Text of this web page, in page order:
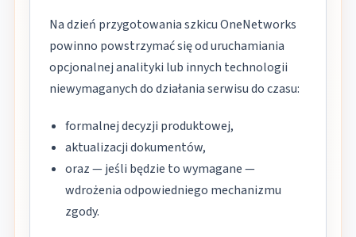
Na dzień przygotowania szkicu OneNetworks
powinno powstrzymać się od uruchamiania
opcjonalnej analityki lub innych technologii
niewymaganych do działania serwisu do czasu:
formalnej decyzji produktowej,
aktualizacji dokumentów,
oraz — jeśli będzie to wymagane —
wdrożenia odpowiedniego mechanizmu
zgody.